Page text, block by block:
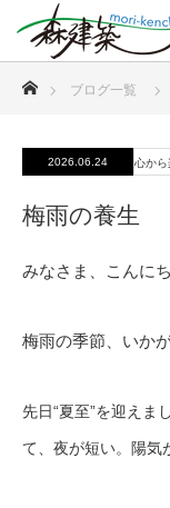
ブログ一覧
2026.06.24 心から
梅雨の養生
みなさま、こんに
梅雨の季節、いか
先日“夏至”を迎えま
て、夜が短い。陽気